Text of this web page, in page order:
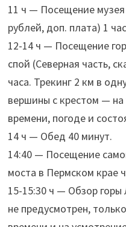
11 ч — Посещение
рублей, доп. плата) 1
12-14 ч — Посещение
спой (Северная часть,
часа. Трекинг 2 км в
вершины с крестом — на
времени, погоде и
14 ч — Обед 40 минут.
14:40 — Посещение
моста в Пермском крае
15-15:30 ч — Обзор
не предусмотрен,